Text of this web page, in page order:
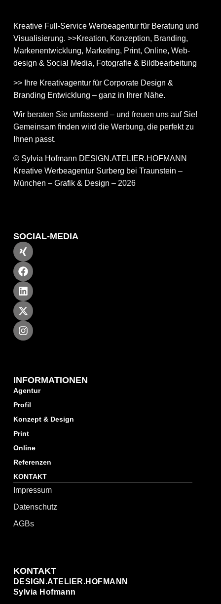
Kreative Full-Service Werbeagentur für Beratung und
Visualisierung. >>Kreation, Konzeption, Branding,
Markenentwicklung, Marketing, Print, Online, Web­
design & Social Media, Fotografie & Bildbear­bei­tung
>> Ihre Kreativagentur für Corporate Design &
Branding Entwicklung – ganz in Ihrer Nähe.
Wir beraten Sie umfassend – und freuen uns auf Sie!
Gemeinsam finden wird die Werbung, die perfekt zu
Ihnen passt.
© Sylvia Hofmann DESIGN.ATELIER.HOFMANN
Kreative Werbeagentur Surberg bei Traunstein –
München – Grafik & Design – 2026
INFORMATIONEN
Agentur
Profil
Konzept & Design
Print
Online
Referenzen
KONTAKT
Impressum
Datenschutz
AGBs
KONTAKT
DESIGN.ATELIER.HOFMANN
Sylvia Hofmann
SOCIAL-MEDIA